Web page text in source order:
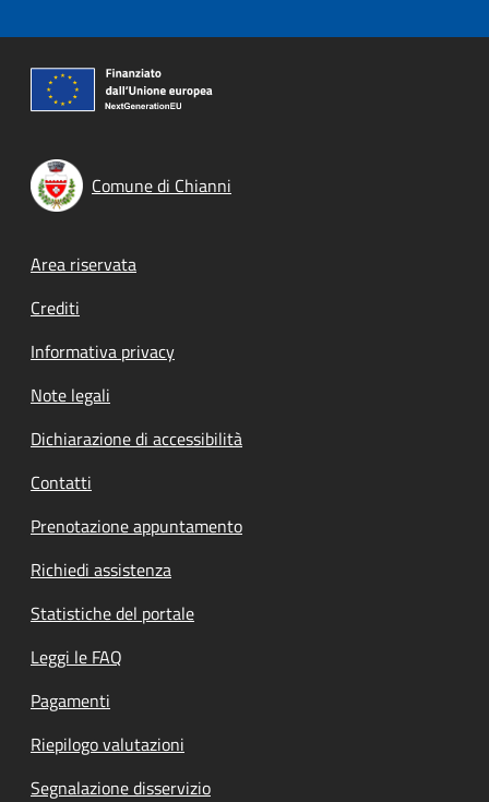
Comune di Chianni
Footer menu
Area riservata
Crediti
Informativa privacy
Note legali
Dichiarazione di accessibilità
Contatti
Prenotazione appuntamento
Richiedi assistenza
Statistiche del portale
Leggi le FAQ
Pagamenti
Riepilogo valutazioni
Segnalazione disservizio